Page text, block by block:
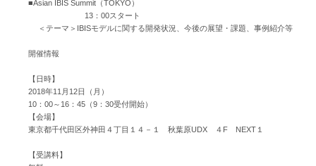
■Asian IBIS Summit（TOKYO）
13：00スタート
＜テーマ＞IBISモデルに関する開発状況、今後の展望・課題、事例紹介等
開催情報
【日時】
2018年11月12日（月）
10：00～16：45（9：30受付開始）
【会場】
東京都千代田区外神田４丁目１４－１ 秋葉原UDX ４F NEXT１
【受講料】